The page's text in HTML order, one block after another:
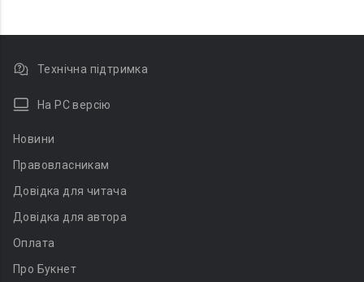
Технічна підтримка
На PC версію
Новини
Правовласникам
Довідка для читача
Довідка для автора
Оплата
Про Букнет